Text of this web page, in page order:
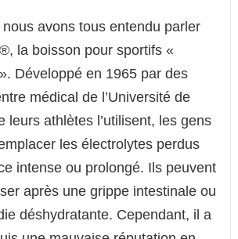
avons tous entendu parler
la boisson pour sportifs «
Développé en 1965 par des
médical de l’Université de
leurs athlètes l’utilisent, les gens
les électrolytes perdus
intense ou prolongé. Ils peuvent
après une grippe intestinale ou
déshydratante. Cependant, il a